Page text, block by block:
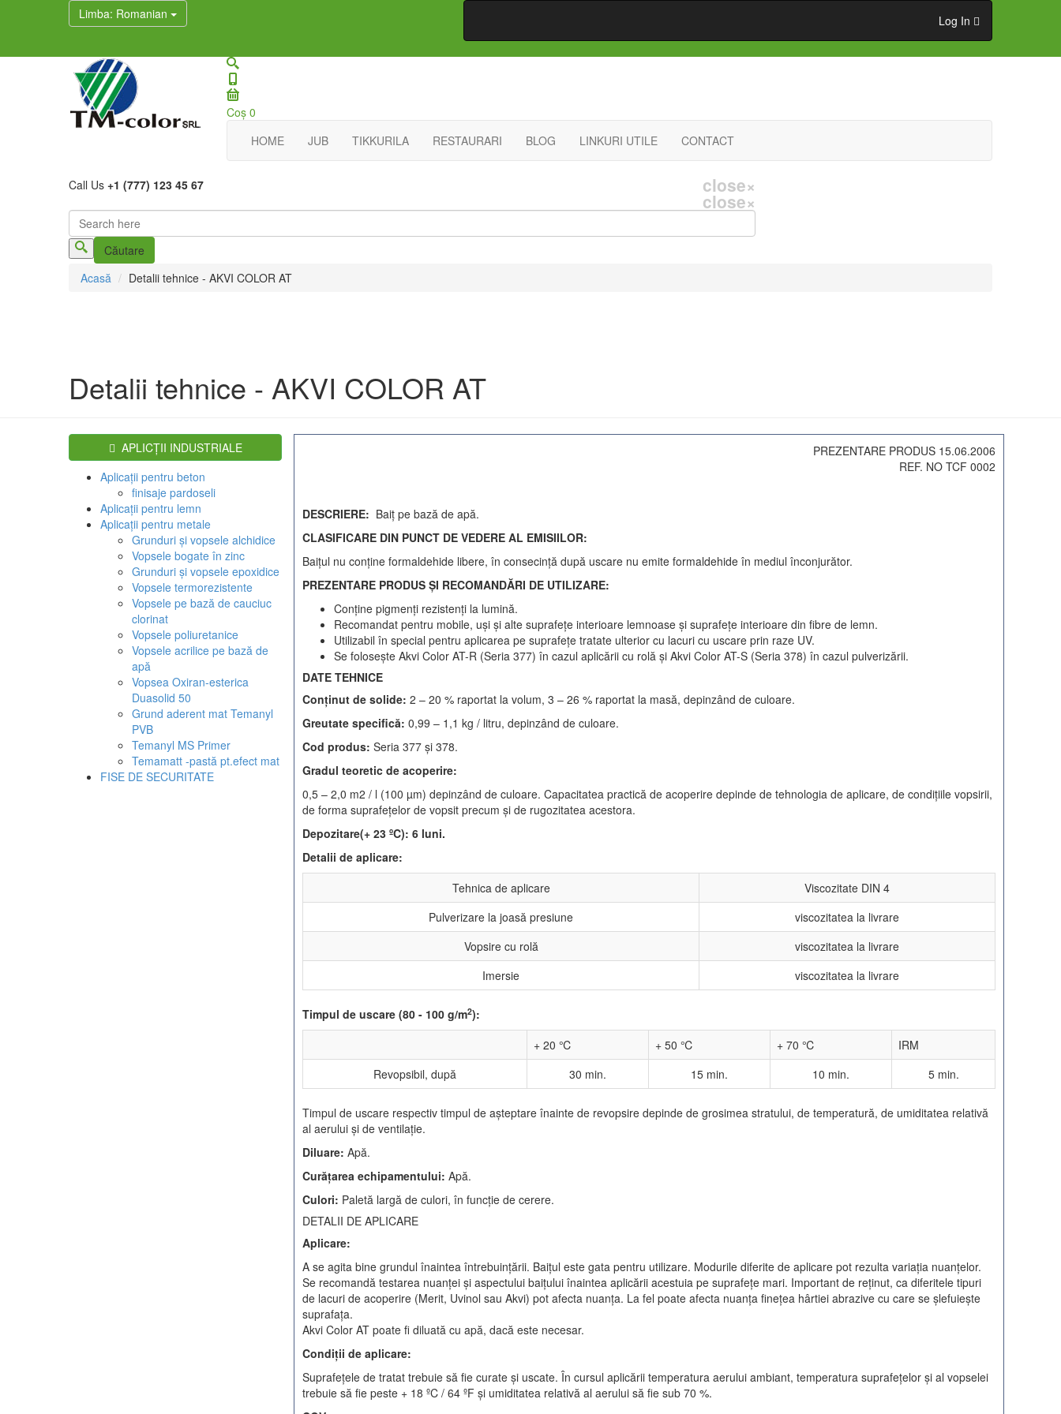
Limba: Romanian Log In
Coş 0
HOME
JUB TIKKURILA RESTAURARI BLOG LINKURI UTILE CONTACT
close×
Call Us +1 (777) 123 45 67
close×
Formular de căutare
Acasă Detalii tehnice - AKVI COLOR AT
Detalii tehnice - AKVI COLOR AT
APLICŢII INDUSTRIALE
Aplicaţii pentru beton
finisaje pardoseli
Aplicaţii pentru lemn
Aplicaţii pentru metale
Grunduri şi vopsele alchidice
Vopsele bogate în zinc
Grunduri şi vopsele epoxidice
Vopsele termorezistente
Vopsele pe bază de cauciuc
clorinat
Vopsele poliuretanice
Vopsele acrilice pe bază de
apă
Vopsea Oxiran-esterica
Duasolid 50
Grund aderent mat Temanyl
PVB
Temanyl MS Primer
Temamatt -pastă pt.efect mat
FISE DE SECURITATE
PREZENTARE PRODUS 15.06.2006
REF. NO TCF 0002
DESCRIERE: Baiţ pe bază de apă.
CLASIFICARE DIN PUNCT DE VEDERE AL EMISIILOR:
Baiţul nu conţine formaldehide libere, în consecinţă după uscare nu emite formaldehide în mediul înconjurător.
PREZENTARE PRODUS ŞI RECOMANDĂRI DE UTILIZARE:
Conţine pigmenţi rezistenţi la lumină.
Recomandat pentru mobile, uşi şi alte suprafeţe interioare lemnoase şi suprafeţe interioare din fibre de lemn.
Utilizabil în special pentru aplicarea pe suprafeţe tratate ulterior cu lacuri cu uscare prin raze UV.
Se foloseşte Akvi Color AT-R (Seria 377) în cazul aplicării cu rolă şi Akvi Color AT-S (Seria 378) în cazul pulverizării.
DATE TEHNICE
Conţinut de solide: 2 – 20 % raportat la volum, 3 – 26 % raportat la masă, depinzând de culoare.
Greutate specifică: 0,99 – 1,1 kg / litru, depinzând de culoare.
Cod produs: Seria 377 şi 378.
Gradul teoretic de acoperire:
0,5 – 2,0 m2 / l (100 µm) depinzând de culoare. Capacitatea practică de acoperire depinde de tehnologia de aplicare, de condiţiile vopsirii,
de forma suprafeţelor de vopsit precum şi de rugozitatea acestora.
Depozitare(+ 23 ºC): 6 luni.
Detalii de aplicare:
Tehnica de aplicare
Viscozitate DIN 4
Pulverizare la joasă presiune
viscozitatea la livrare
Vopsire cu rolă
viscozitatea la livrare
Imersie
viscozitatea la livrare
Timpul de uscare (80 - 100 g/m2):
+ 20 ℃
+ 50 ℃ + 70 ℃
IRM
Revopsibil, după
30 min. 15 min. 10 min. 5 min.
Timpul de uscare respectiv timpul de aşteptare înainte de revopsire depinde de grosimea stratului, de temperatură, de umiditatea relativă
al aerului şi de ventilaţie.
Diluare: Apă.
Curăţarea echipamentului: Apă.
Culori: Paletă largă de culori, în funcţie de cerere.
DETALII DE APLICARE
Aplicare:
A se agita bine grundul înaintea întrebuinţării. Baiţul este gata pentru utilizare. Modurile diferite de aplicare pot rezulta variaţia nuanţelor.
Se recomandă testarea nuanţei şi aspectului baiţului înaintea aplicării acestuia pe suprafeţe mari. Important de reţinut, ca diferitele tipuri
de lacuri de acoperire (Merit, Uvinol sau Akvi) pot afecta nuanţa. La fel poate afecta nuanţa fineţea hârtiei abrazive cu care se şlefuieşte
suprafaţa.
Akvi Color AT poate fi diluată cu apă, dacă este necesar.
Condiţii de aplicare:
Suprafeţele de tratat trebuie să fie curate şi uscate. În cursul aplicării temperatura aerului ambiant, temperatura suprafeţelor şi al vopselei
trebuie să fie peste + 18 ºC / 64 ºF şi umiditatea relativă al aerului să fie sub 70 %.